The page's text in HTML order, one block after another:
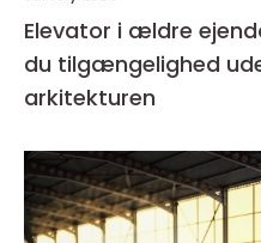
Elevator i ældre
du tilgængelighed
arkitekturen